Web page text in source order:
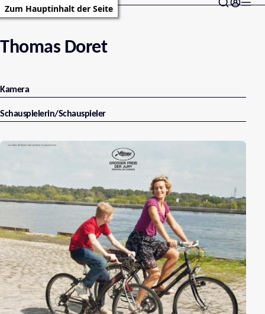
Zum Hauptinhalt der Seite
Thomas Doret
Kamera
Schauspielerin/Schauspieler